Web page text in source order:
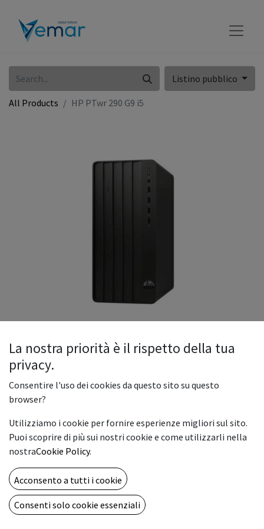
Listino pubblico
All Products HP PTwr 290 G9 i5
HP PTwr 290 G9 i5
HP PTwr 290 G9 i5-13500 8GB/256 3YW W11P
499.00€
Add to wishlist
Terms and Conditions
La nostra priorità è il rispetto della tua
privacy.
Consentire l'uso dei cookies da questo sito su questo
browser?
Utilizziamo i cookie per fornire esperienze migliori sul sito.
Puoi scoprire di più sui nostri cookie e come utilizzarli nella
nostraCookie Policy.
Acconsento a tutti i cookie
Consenti solo cookie essenziali